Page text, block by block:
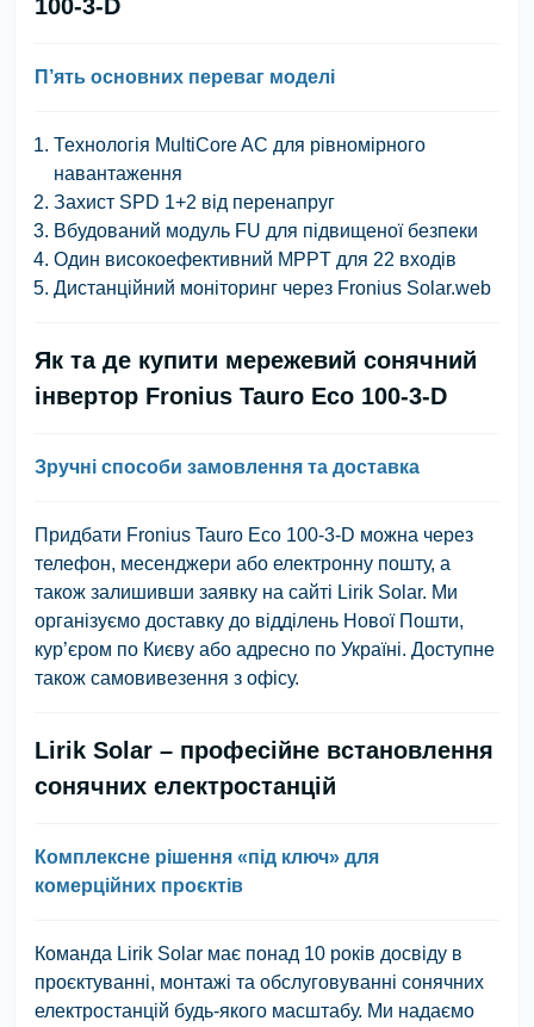
100-3-D
П’ять основних переваг моделі
Технологія MultiCore AC для рівномірного
навантаження
Захист SPD 1+2 від перенапруг
Вбудований модуль FU для підвищеної безпеки
Один високоефективний MPPT для 22 входів
Дистанційний моніторинг через Fronius Solar.web
Як та де купити мережевий сонячний
інвертор Fronius Tauro Eco 100-3-D
Зручні способи замовлення та доставка
Придбати Fronius Tauro Eco 100-3-D можна через
телефон, месенджери або електронну пошту, а
також залишивши заявку на сайті Lirik Solar. Ми
організуємо доставку до відділень Нової Пошти,
кур’єром по Києву або адресно по Україні. Доступне
також самовивезення з офісу.
Lirik Solar – професійне встановлення
сонячних електростанцій
Комплексне рішення «під ключ» для
комерційних проєктів
Команда Lirik Solar має понад 10 років досвіду в
проєктуванні, монтажі та обслуговуванні сонячних
електростанцій будь-якого масштабу. Ми надаємо